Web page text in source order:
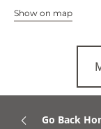
Show on map
Go Back